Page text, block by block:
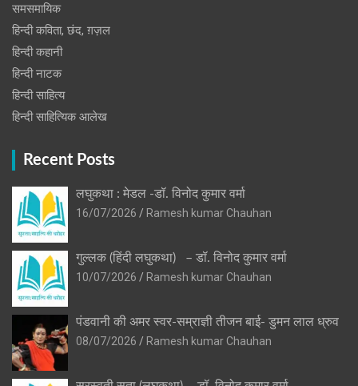
समसमायिक
हिन्दी कविता, छंद, ग़ज़ल
हिन्दी कहानी
हिन्‍दी नाटक
हिन्दी साहित्य
हिन्दी साहित्यिक आलेख
Recent Posts
लघुकथा : मेडल -डॉ. विनोद कुमार वर्मा
16/07/2026
Ramesh kumar Chauhan
गुल्लक (हिंदी लघुकथा) – डॉ. विनोद कुमार वर्मा
10/07/2026
Ramesh kumar Chauhan
पंडवानी की अमर स्वर-सम्राज्ञी तीजन बाई- डुमन लाल ध्रुव
08/07/2026
Ramesh kumar Chauhan